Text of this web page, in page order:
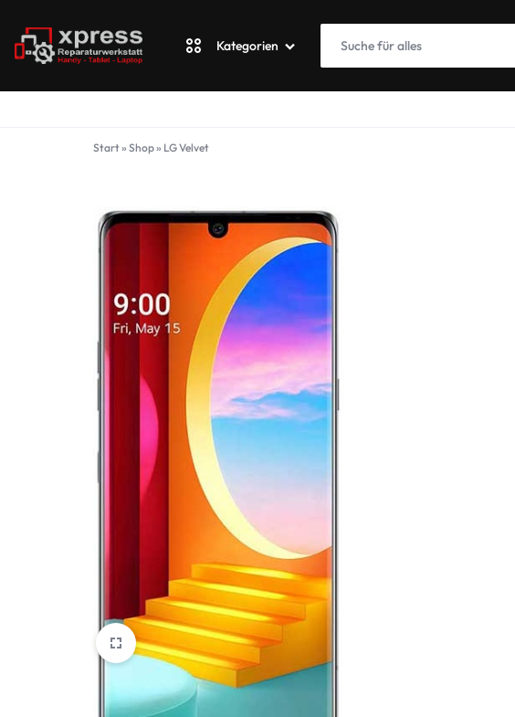
XPRESSWERKSTATT
Kategorien
Fairphone
Google
ASUS Phone
Honor
HTC
Huawei
Lenovo
LG
Microsoft
Motorola
Start» Shop» LG Velvet